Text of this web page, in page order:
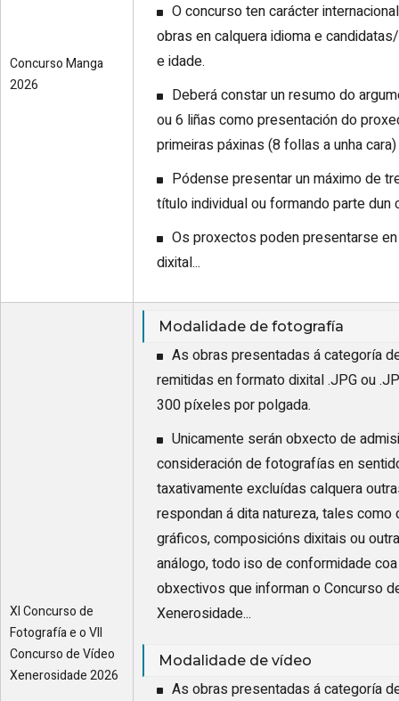
Concurso Manga
2026
O concurso ten carácter
obras en calquera idioma e
e idade.
Deberá constar un resumo do
ou 6 liñas como presentación do
primeiras páxinas (8 follas a unha
Pódense presentar un máximo de
título individual ou formando parte dun
Os proxectos poden presentarse
dixital...
XI Concurso de
Fotografía e o VII
Concurso de Vídeo
Xenerosidade 2026
Modalidade de fotografía
As obras presentadas á categoría
remitidas en formato dixital .JPG ou
300 píxeles por polgada.
Unicamente serán obxecto de
consideración de fotografías en
taxativamente excluídas calquera
respondan á dita natureza, tales
gráficos, composicións dixitais ou
análogo, todo iso de conformidade
obxectivos que informan o Concurso
Xenerosidade...
Modalidade de vídeo
As obras presentadas á categoría